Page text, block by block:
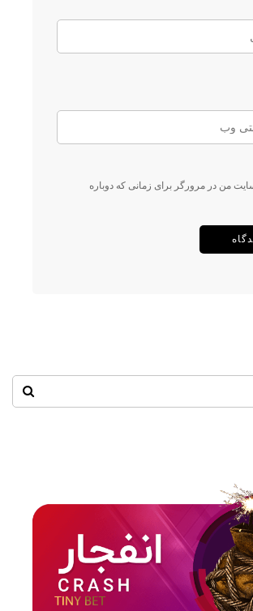
من در مرورگر برای زمانی که دوباره